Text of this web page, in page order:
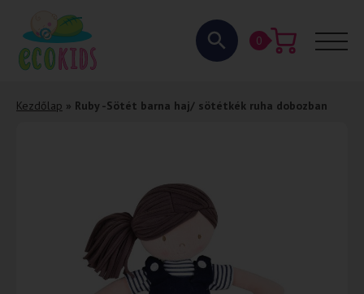
0
Kezdőlap » Ruby -Sötét barna haj/ sötétkék ruha dobozban